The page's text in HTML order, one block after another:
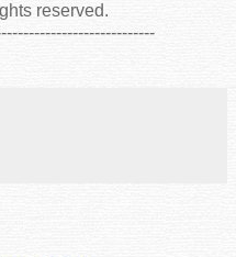
reserved.